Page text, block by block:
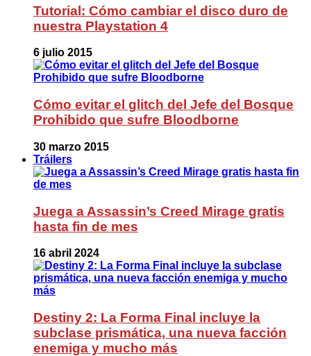
Tutorial: Cómo cambiar el disco duro de
nuestra Playstation 4
6 julio 2015
Cómo evitar el glitch del Jefe del Bosque
Prohibido que sufre Bloodborne
30 marzo 2015
Tráilers
Juega a Assassin’s Creed Mirage gratis
hasta fin de mes
16 abril 2024
Destiny 2: La Forma Final incluye la
subclase prismática, una nueva facción
enemiga y mucho más